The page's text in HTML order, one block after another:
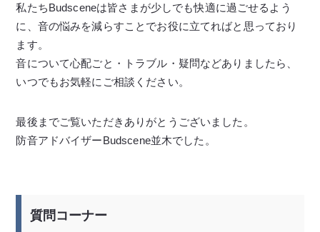
私たちBudsceneは皆さまが少しでも快適に過ごせるよう
に、音の悩みを減らすことでお役に立てればと思っており
ます。
音について心配ごと・トラブル・疑問などありましたら、
いつでもお気軽にご相談ください。
最後までご覧いただきありがとうございました。
防音アドバイザーBudscene並木でした。
質問コーナー